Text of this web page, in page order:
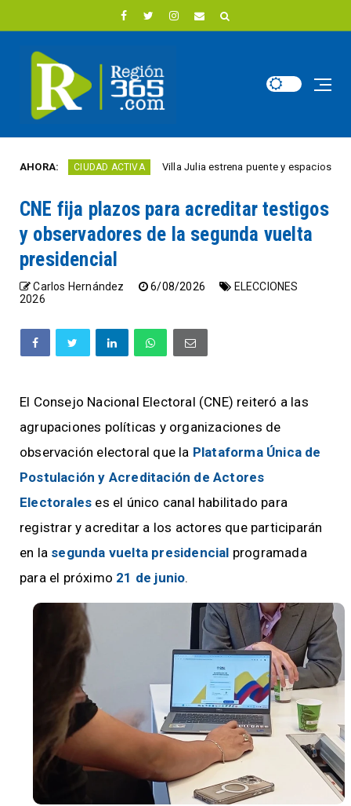
AHORA:
CIUDAD ACTIVA Villa Julia estrena puente y espacios
CNE fija plazos para acreditar testigos
y observadores de la segunda vuelta
presidencial
Carlos Hernández 6/08/2026
ELECCIONES
2026
El Consejo Nacional Electoral (CNE) reiteró a las
agrupaciones políticas y organizaciones de
observación electoral que la Plataforma Única de
Postulación y Acreditación de Actores
Electorales es el único canal habilitado para
registrar y acreditar a los actores que participarán
en la segunda vuelta presidencial programada
para el próximo 21 de junio.